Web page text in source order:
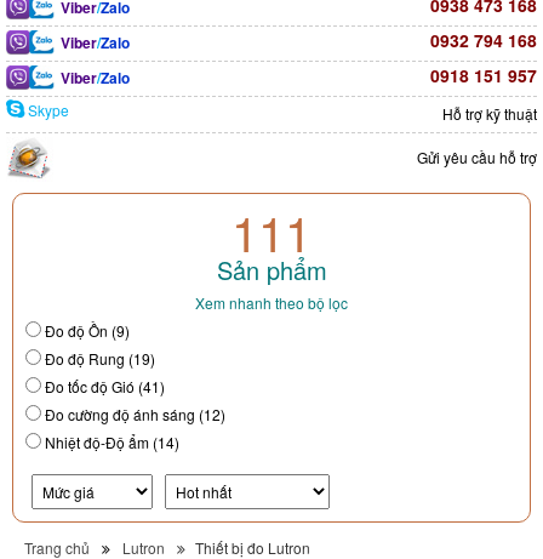
Viber/Zalo 0938 473 168
Viber/Zalo 0932 794 168
Viber/Zalo 0918 151 957
Skype Hỗ trợ kỹ thuật
Gửi yêu cầu hỗ trợ
111
Sản phẩm
Xem nhanh theo bộ lọc
Đo độ Ồn (9)
Đo độ Rung (19)
Đo tốc độ Gió (41)
Đo cường độ ánh sáng (12)
Nhiệt độ-Độ ẩm (14)
Trang chủ Lutron Thiết bị đo Lutron